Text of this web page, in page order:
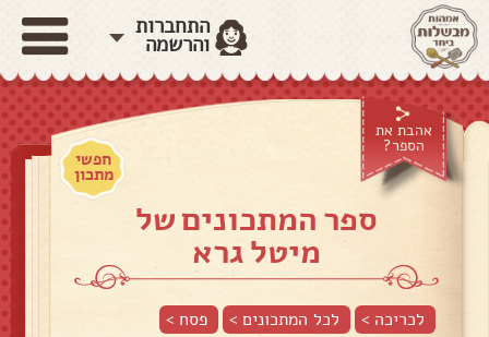
התחברות
והרשמה
אהבת את
הספר?
חפשי
מתכון
ספר המתכונים של
מיטל גרא
לכריכה > לכל המתכונים > פסח >